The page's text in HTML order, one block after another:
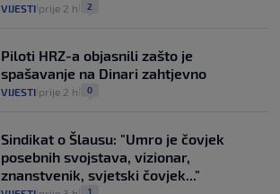
VIJESTI prije 2 h 2
Piloti HRZ-a objasnili zašto je
spašavanje na Dinari zahtjevno
VIJESTI prije 2 h 0
Sindikat o Šlausu: "Umro je čovjek
posebnih svojstava, vizionar,
znanstvenik, svjetski čovjek..."
1